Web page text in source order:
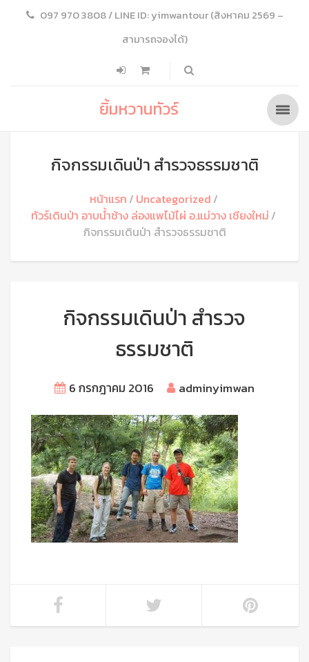
097 970 3808 / LINE ID: yimwantour (สิงหาคม 2569 –
สามารถจองได้)
ยิ้มหวานทัวร์
กิจกรรมเดินป่า สำรวจธรรมชาติ
หน้าแรก
Uncategorized
ทัวร์เดินป่า อาบน้ำช้าง ล่องแพไม้ไผ่ อ.แม่วาง เชียงใหม่
กิจกรรมเดินป่า สำรวจธรรมชาติ
กิจกรรมเดินป่า สำรวจ
ธรรมชาติ
6 กรกฎาคม 2016 adminyimwan